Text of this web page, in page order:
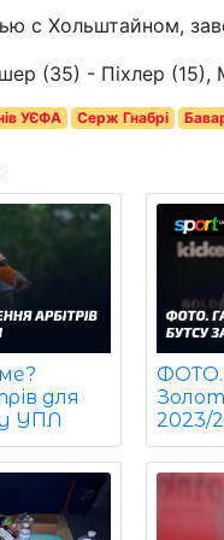
с Хольштайном,
(35) - Піхлер (15),
УЄФА Серж Гнабрі
для
УПЛ
ФОТО.
2023/